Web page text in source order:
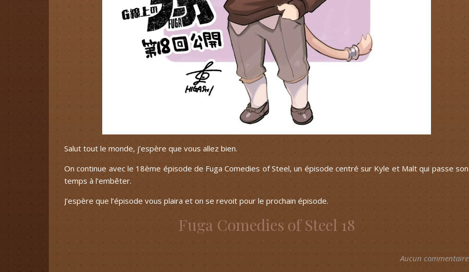
Salut tout le monde, j’espère que vous allez bien.
On continue avec le 18ème épisode de Fuga Comedies of Steel, un épisode centré sur Kyle et Malt qui passe son
temps à l’embêter.
J’espère que l’épisode vous plaira et on se revoit pour le prochain épisode.
Fuga Comedies of Steel 18
Aucun commentaire